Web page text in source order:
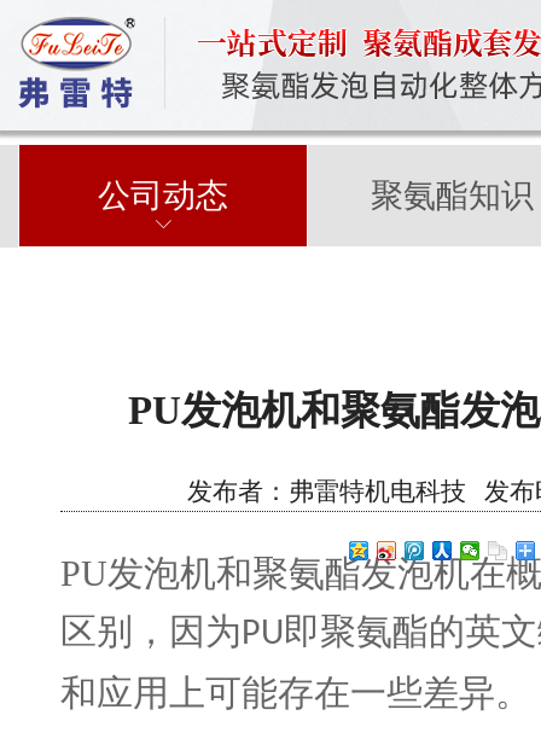
公司动态 聚氨酯知识
PU发泡机和聚氨酯发
发布者：弗雷特机电科技 发布
PU发泡机和聚氨酯发泡机在
区别，因为PU即聚氨酯的英
和应用上可能存在一些差异。